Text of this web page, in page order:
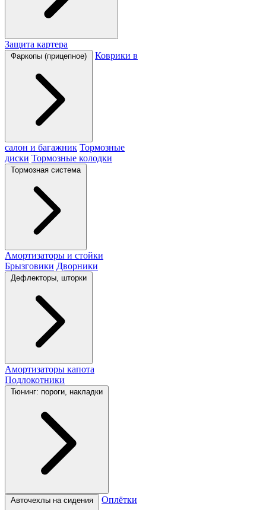
Защита картера
Фаркопы (прицепное) Коврики в
салон и багажник Тормозные
диски Тормозные колодки
Тормозная система
Амортизаторы и стойки
Брызговики Дворники
Дефлекторы, шторки
Амортизаторы капота
Подлокотники
Тюнинг: пороги, накладки
Авточехлы на сидения Оплётки